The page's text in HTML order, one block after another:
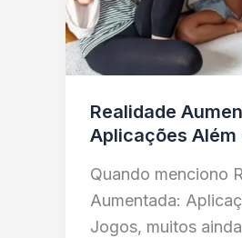
Realidade
Aplicações Além
Quando menciono
Aumentada:
Jogos, muitos